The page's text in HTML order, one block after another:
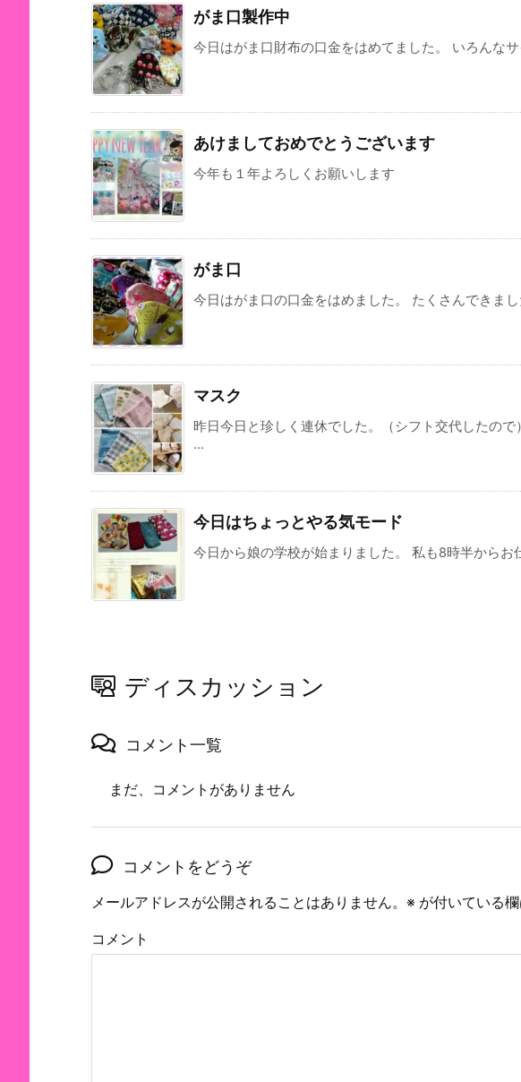
がま口製作中
今日はがま口財布の口金をはめてました。 いろんな
あけましておめでとうございます
今年も１年よろしくお願いします
がま口
今日はがま口の口金をはめました。 たくさんできま
マスク
昨日今日と珍しく連休でした。（シフト交代したの
...
今日はちょっとやる気モード
今日から娘の学校が始まりました。 私も8時半から
ディスカッション
コメント一覧
まだ、コメントがありません
コメントをどうぞ
メールアドレスが公開されることはありません。 ※ が付いている
コメント